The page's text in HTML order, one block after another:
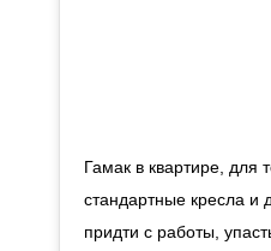
Гамак в квартире, для
стандартные кресла и
придти с работы,